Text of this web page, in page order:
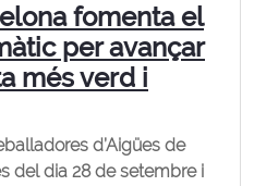
fomenta el
per avançar
més verd i
d’Aigües de
del dia 28 de setembre i